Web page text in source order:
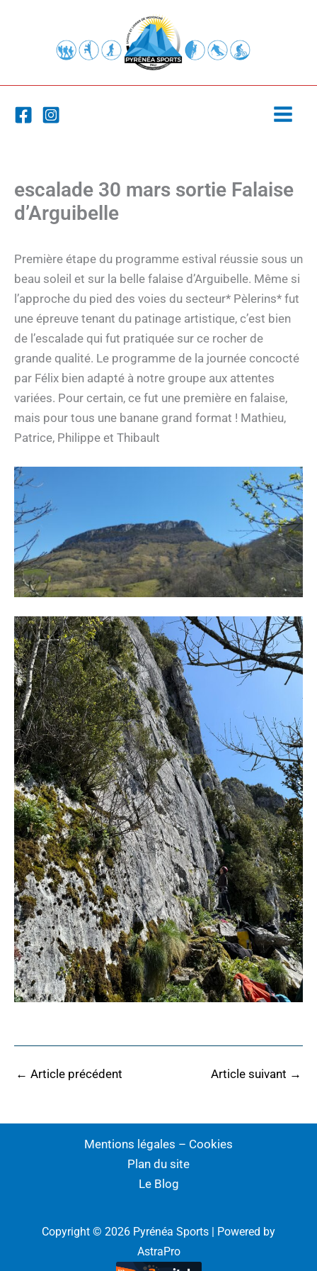
escalade 30 mars sortie Falaise
d’Arguibelle
Première étape du programme estival réussie sous un
beau soleil et sur la belle falaise d’Arguibelle. Même si
l’approche du pied des voies du secteur* Pèlerins* fut
une épreuve tenant du patinage artistique, c’est bien
de l’escalade qui fut pratiquée sur ce rocher de
grande qualité. Le programme de la journée concocté
par Félix bien adapté à notre groupe aux attentes
variées. Pour certain, ce fut une première en falaise,
mais pour tous une banane grand format ! Mathieu,
Patrice, Philippe et Thibault
← Article précédent Article suivant →
Mentions légales – Cookies
Plan du site
Le Blog
Copyright © 2026 Pyrénéa Sports | Powered by
AstraPro